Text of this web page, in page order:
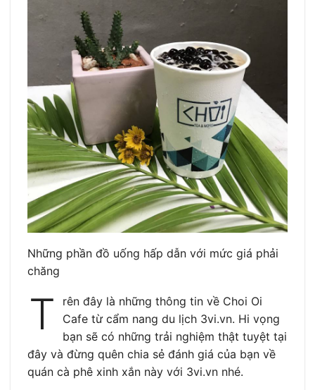
Những phần đồ uống hấp dẫn với mức giá phải
chăng
T
rên đây là những thông tin về Choi Oi
Cafe từ cẩm nang du lịch 3vi.vn. Hi vọng
bạn sẽ có những trải nghiệm thật tuyệt tại
đây và đừng quên chia sẻ đánh giá của bạn về
quán cà phê xinh xắn này với 3vi.vn nhé.